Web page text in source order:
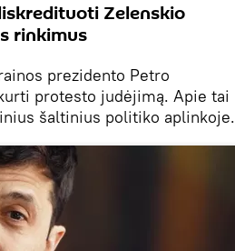
Zelenskio
rinkimus
prezidento Petro
protesto judėjimą. Apie tai
šaltinius politiko aplinkoje.